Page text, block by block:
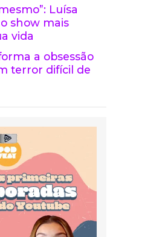
Luísa
show mais
vida
a obsessão
terror difícil de